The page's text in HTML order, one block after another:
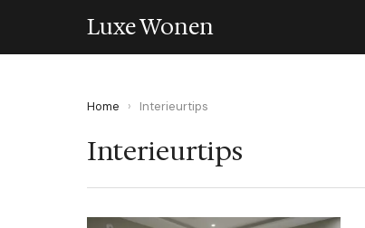
Luxe Wonen
Home › Interieurtips
Interieurtips